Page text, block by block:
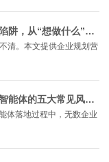
规划智能体战略：避开五大陷阱，从“想做什么”到“能做成什么”
清。本文提供企业规划营
避开这些坑！企业部署营销智能体的五大常见风险与对策
体落地过程中，无数企业